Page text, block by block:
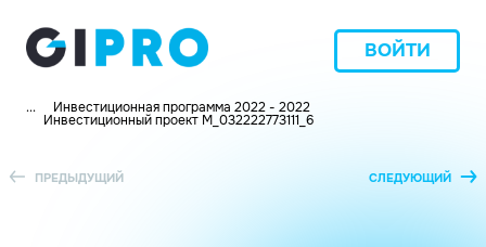
ВОЙТИ
... Инвестиционная программа 2022 - 2022
Инвестиционный проект M_032222773111_6
ПРЕДЫДУЩИЙ СЛЕДУЮЩИЙ